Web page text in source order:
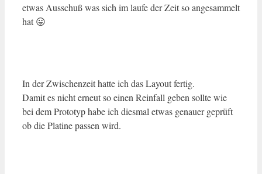
etwas Ausschuß was sich im laufe der Zeit so angesammelt
hat 😛
In der Zwischenzeit hatte ich das Layout fertig.
Damit es nicht erneut so einen Reinfall geben sollte wie
bei dem Prototyp habe ich diesmal etwas genauer geprüft
ob die Platine passen wird.